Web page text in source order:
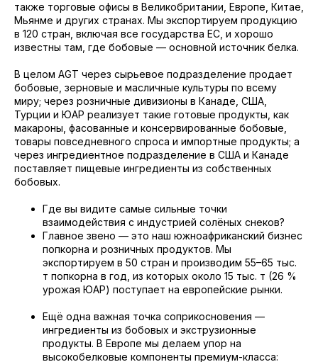
также торговые офисы в Великобритании, Европе, Китае,
Мьянме и других странах. Мы экспортируем продукцию
в 120 стран, включая все государства ЕС, и хорошо
известны там, где бобовые — основной источник белка.
В целом AGT через сырьевое подразделение продает
бобовые, зерновые и масличные культуры по всему
миру; через розничные дивизионы в Канаде, США,
Турции и ЮАР реализует такие готовые продукты, как
макароны, фасованные и консервированные бобовые,
товары повседневного спроса и импортные продукты; а
через ингредиентное подразделение в США и Канаде
поставляет пищевые ингредиенты из собственных
бобовых.
Где вы видите самые сильные точки
взаимодействия с индустрией солёных снеков?
Главное звено — это наш южноафриканский бизнес
попкорна и розничных продуктов. Мы
экспортируем в 50 стран и производим 55–65 тыс.
т попкорна в год, из которых около 15 тыс. т (26 %
урожая ЮАР) поступает на европейские рынки.
Ещё одна важная точка соприкосновения —
ингредиенты из бобовых и экструзионные
продукты. В Европе мы делаем упор на
высокобелковые компоненты премиум-класса: